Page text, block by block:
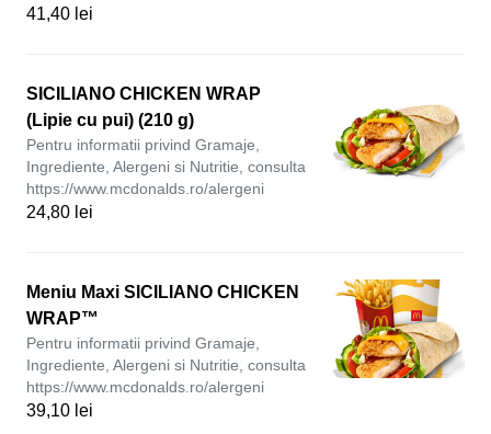
41,40 lei
SICILIANO CHICKEN WRAP
(Lipie cu pui) (210 g)
Pentru informatii privind Gramaje,
Ingrediente, Alergeni si Nutritie, consulta
https://www.mcdonalds.ro/alergeni
24,80 lei
Meniu Maxi SICILIANO CHICKEN
WRAP™
Pentru informatii privind Gramaje,
Ingrediente, Alergeni si Nutritie, consulta
https://www.mcdonalds.ro/alergeni
39,10 lei